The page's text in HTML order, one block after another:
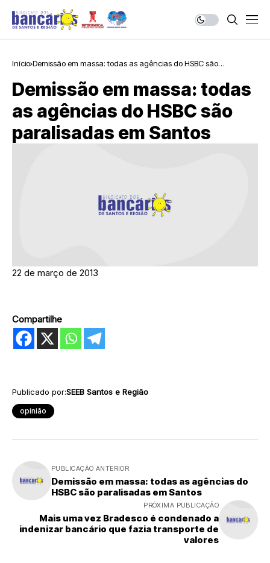
Início Demissão em massa: todas as agências do HSBC são
Demissão em massa: todas
as agências do HSBC são
paralisadas em Santos
22 de março de 2013
Compartilhe
Publicado por:SEEB Santos e Região
opinião
PUBLICAÇÃO ANTERIOR
Demissão em massa: todas as agências do
HSBC são paralisadas em Santos
PRÓXIMA PUBLICAÇÃO
Mais uma vez Bradesco é condenado a
indenizar bancário que fazia transporte de
valores